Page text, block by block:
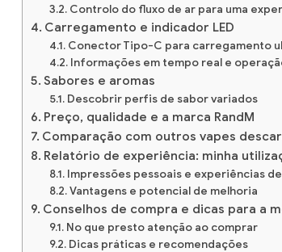
Controlo do fluxo de ar para uma
Carregamento e indicador LED
Conector Tipo-C para carregamento
Informações em tempo real e
Sabores e aromas
Descobrir perfis de sabor variados
Preço, qualidade e a marca RandM
Comparação com outros vapes
Relatório de experiência: minha
Impressões pessoais e experiências
Vantagens e potencial de melhoria
Conselhos de compra e dicas para a
No que presto atenção ao comprar
Dicas práticas e recomendações